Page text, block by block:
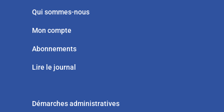
Qui sommes-nous
Mon compte
Abonnements
Lire le journal
Démarches administratives